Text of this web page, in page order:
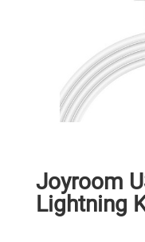
Joyroom
Lightning